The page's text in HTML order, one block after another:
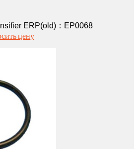
ERP(old)：EP0068
цену